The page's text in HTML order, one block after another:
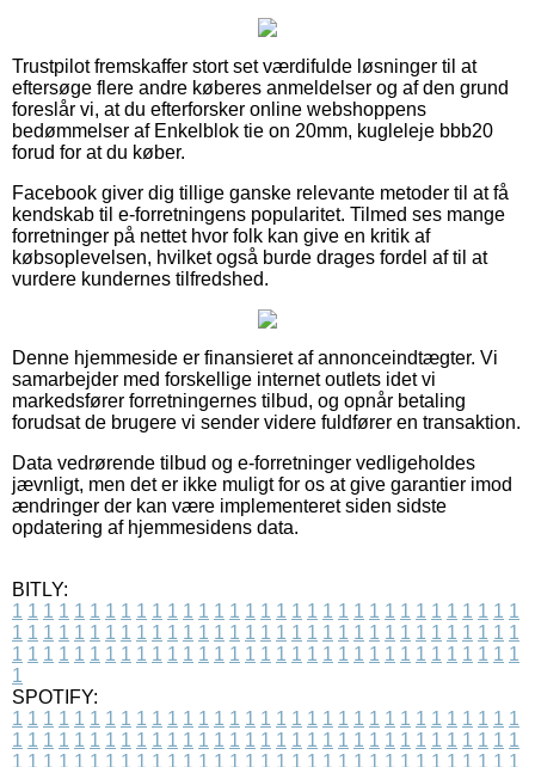
Trustpilot fremskaffer stort set værdifulde løsninger til at
eftersøge flere andre køberes anmeldelser og af den grund
foreslår vi, at du efterforsker online webshoppens
bedømmelser af Enkelblok tie on 20mm, kugleleje bbb20
forud for at du køber.
Facebook giver dig tillige ganske relevante metoder til at få
kendskab til e-forretningens popularitet. Tilmed ses mange
forretninger på nettet hvor folk kan give en kritik af
købsoplevelsen, hvilket også burde drages fordel af til at
vurdere kundernes tilfredshed.
Denne hjemmeside er finansieret af annonceindtægter. Vi
samarbejder med forskellige internet outlets idet vi
markedsfører forretningernes tilbud, og opnår betaling
forudsat de brugere vi sender videre fuldfører en transaktion.
Data vedrørende tilbud og e-forretninger vedligeholdes
jævnligt, men det er ikke muligt for os at give garantier imod
ændringer der kan være implementeret siden sidste
opdatering af hjemmesidens data.
BITLY:
1 1 1 1 1 1 1 1 1 1 1 1 1 1 1 1 1 1 1 1 1 1 1 1 1 1 1 1 1 1 1 1 1
1 1 1 1 1 1 1 1 1 1 1 1 1 1 1 1 1 1 1 1 1 1 1 1 1 1 1 1 1 1 1 1 1
1 1 1 1 1 1 1 1 1 1 1 1 1 1 1 1 1 1 1 1 1 1 1 1 1 1 1 1 1 1 1 1 1
1
SPOTIFY:
1 1 1 1 1 1 1 1 1 1 1 1 1 1 1 1 1 1 1 1 1 1 1 1 1 1 1 1 1 1 1 1 1
1 1 1 1 1 1 1 1 1 1 1 1 1 1 1 1 1 1 1 1 1 1 1 1 1 1 1 1 1 1 1 1 1
1 1 1 1 1 1 1 1 1 1 1 1 1 1 1 1 1 1 1 1 1 1 1 1 1 1 1 1 1 1 1 1 1